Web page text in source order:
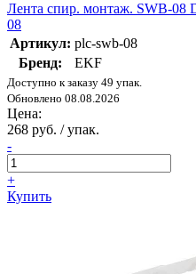
Лента спир. монтаж. SWB-08
08
Артикул: plc-swb-08
Бренд:
EKF
Доступно к заказу 49 упак.
Обновлено 08.08.2026
Цена:
268 руб. / упак.
-
+
Купить